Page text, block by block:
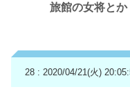
旅館の女将とか
28 : 2020/04/21(火)